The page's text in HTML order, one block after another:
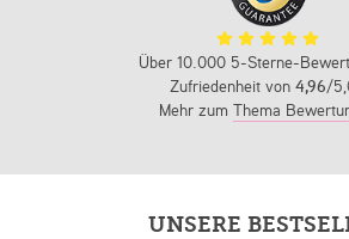
Über 10.000 5-Sterne-
Zufriedenheit von 4,96/
Mehr zum Thema
UNSERE